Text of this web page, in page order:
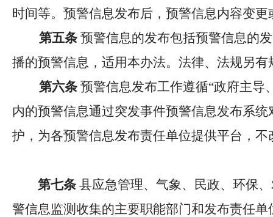
时间等。预警信息发布后，预警信息内容变
第五条 预警信息的发布包括预警信息的
播的预警信息，适用本办法。法律、法规另
第六条 预警信息发布工作遵循“政府主导
内的预警信息通过突发事件预警信息发布系
护，为各预警信息发布责任单位提供平台，
第七条 县应急管理、气象、民政、 环保
警信息监测收集的主要职能部门和发布责任